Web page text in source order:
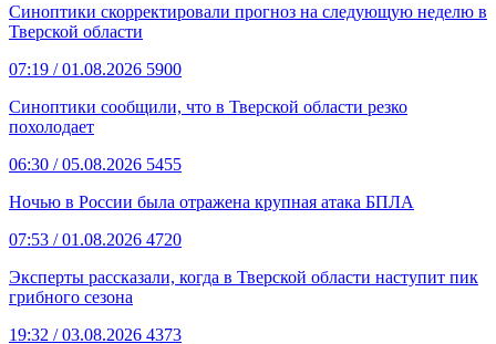
Синоптики скорректировали прогноз на следующую неделю в
Тверской области
07:19 / 01.08.2026 5900
Синоптики сообщили, что в Тверской области резко
похолодает
06:30 / 05.08.2026 5455
Ночью в России была отражена крупная атака БПЛА
07:53 / 01.08.2026 4720
Эксперты рассказали, когда в Тверской области наступит пик
грибного сезона
19:32 / 03.08.2026 4373